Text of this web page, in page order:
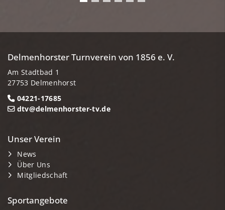
Delmenhorster Turnverein von 1856 e. V.
Am Stadtbad 1
27753 Delmenhorst
04221-17685
dtv@delmenhorster-tv.de
Unser Verein
News
Über Uns
Mitgliedschaft
Sportangebote